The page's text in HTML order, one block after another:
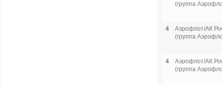
(группа
4
Аэрофлот/АК
(группа
4
Аэрофлот/АК
(группа